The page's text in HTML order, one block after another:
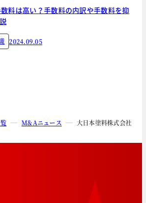
料は高い？手数料の内訳や手数料を抑
2024.09.05
M&Aニュース 大日本塗料株式会社に